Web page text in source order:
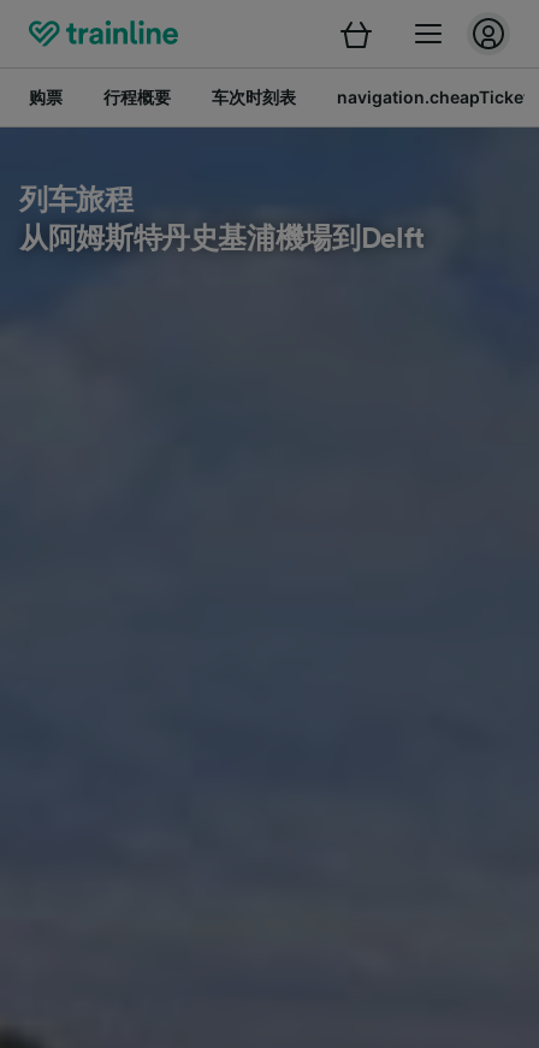
购票 行程概要 车次时刻表 navigation.cheapTickets
列车旅程
从阿姆斯特丹史基浦機場到Delft